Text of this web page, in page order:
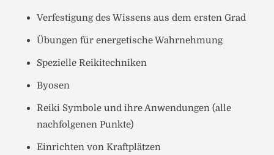
Verfestigung des Wissens aus dem ersten Grad
Übungen für energetische Wahrnehmung
Spezielle Reikitechniken
Byosen
Reiki Symbole und ihre Anwendungen (alle
nachfolgenen Punkte)
Einrichten von Kraftplätzen